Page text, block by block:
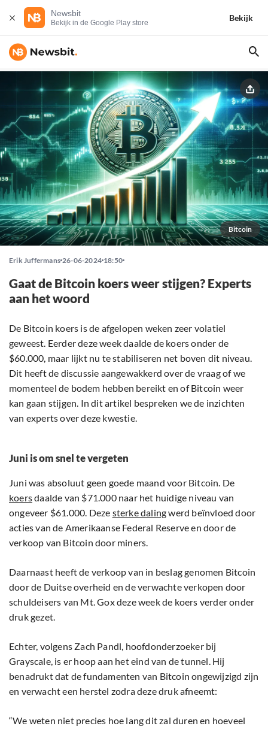
Newsbit
Bekijk in de Google Play store
Bekijk
Bitcoin
Erik Juffermans 26-06-2024 18:50
Gaat de Bitcoin koers weer stijgen? Experts
aan het woord
De Bitcoin koers is de afgelopen weken zeer volatiel
geweest. Eerder deze week daalde de koers onder de
$60.000, maar lijkt nu te stabiliseren net boven dit niveau.
Dit heeft de discussie aangewakkerd over de vraag of we
momenteel de bodem hebben bereikt en of Bitcoin weer
kan gaan stijgen. In dit artikel bespreken we de inzichten
van experts over deze kwestie.
Juni is om snel te vergeten
Juni was absoluut geen goede maand voor Bitcoin. De
koersdaalde van $71.000 naar het huidige niveau van
ongeveer $61.000. Deze sterke dalingwerd beïnvloed door
acties van de Amerikaanse Federal Reserve en door de
verkoop van Bitcoin door miners.
Daarnaast heeft de verkoop van in beslag genomen Bitcoin
door de Duitse overheid en de verwachte verkopen door
schuldeisers van Mt. Gox deze week de koers verder onder
druk gezet.
Echter, volgens Zach Pandl, hoofdonderzoeker bij
Grayscale, is er hoop aan het eind van de tunnel. Hij
benadrukt dat de fundamenten van Bitcoin ongewijzigd zijn
en verwacht een herstel zodra deze druk afneemt:
“We weten niet precies hoe lang dit zal duren en hoeveel